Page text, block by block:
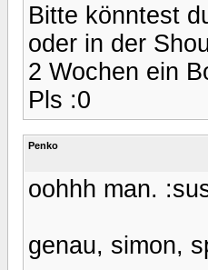
Bitte könntest
oder in der
2 Wochen ein
Pls :0
Penko
oohhh man.
genau, simon,